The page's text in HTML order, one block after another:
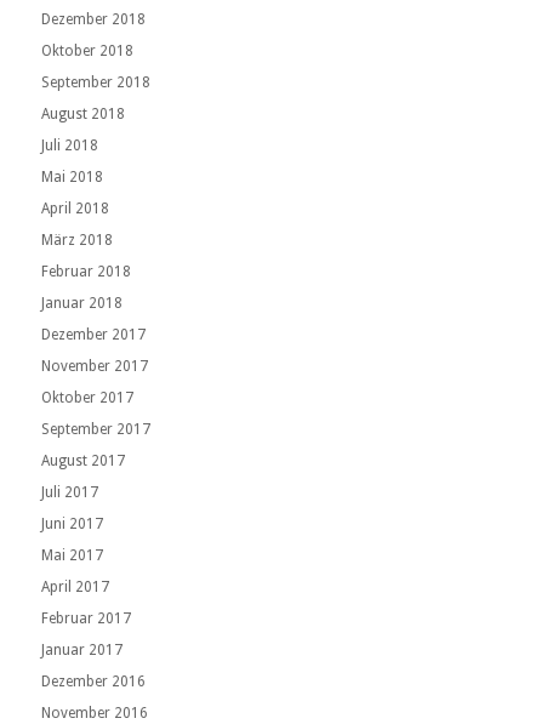
Dezember 2018
Oktober 2018
September 2018
August 2018
Juli 2018
Mai 2018
April 2018
März 2018
Februar 2018
Januar 2018
Dezember 2017
November 2017
Oktober 2017
September 2017
August 2017
Juli 2017
Juni 2017
Mai 2017
April 2017
Februar 2017
Januar 2017
Dezember 2016
November 2016